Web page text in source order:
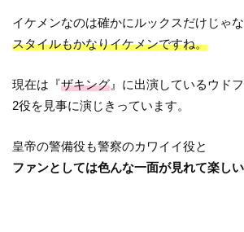
イケメンなのは確かにルックスだけじゃ
スタイルもかなりイケメンですね。
現在は『ザキング 』に出演しているウド
2役を見事に演じきっています。
皇帝の警備役も警察のカワイイ役と
ファンとしては色んな一面が見れて楽しい